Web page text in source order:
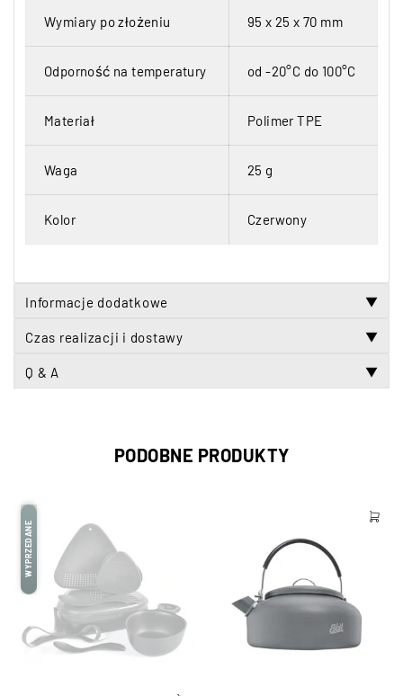
Wymiary po złożeniu 95 x 25 x 70 mm
Odporność na temperatury od -20°C do 100°C
Materiał Polimer TPE
Waga 25 g
Kolor Czerwony
Informacje dodatkowe ▼
Czas realizacji i dostawy ▼
Q & A ▼
PODOBNE PRODUKTY
WYPRZEDANE